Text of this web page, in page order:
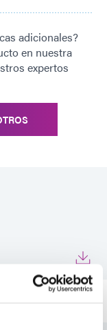
adicionales?
en nuestra
expertos